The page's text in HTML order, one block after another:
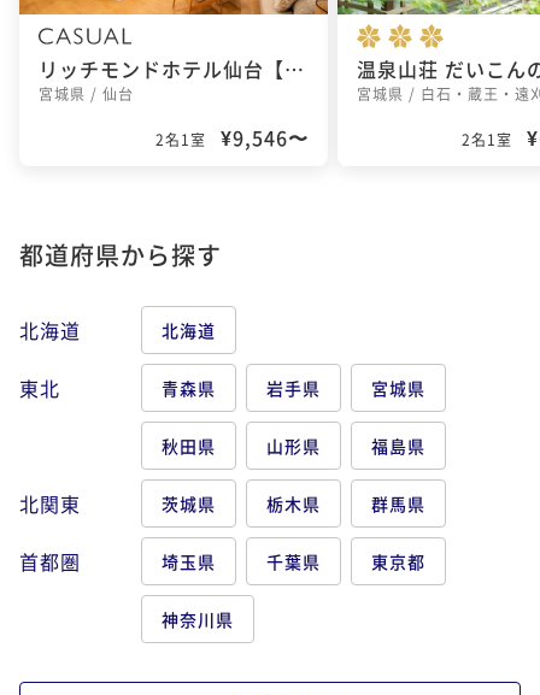
リッチモンドホテル仙台【2024年12月28日リニューアルオープン】
宮城県 / 仙台
2名1室 ¥9,546〜
温泉山荘 だいこん
宮城県 / 白石・蔵王・遠
2名1室
都道府県から探す
北海道 北海道
東北 青森県 岩手県 宮城県
秋田県 山形県 福島県
北関東 茨城県 栃木県 群馬県
首都圏 埼玉県 千葉県 東京都
神奈川県